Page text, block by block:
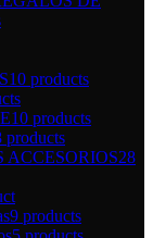
10 products
10 products
products
ACCESORIOS28
9 products